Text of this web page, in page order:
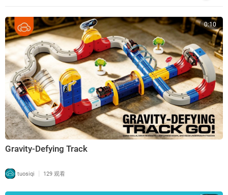
0:10
Gravity-Defying Track
tuosiqi | 129 观看